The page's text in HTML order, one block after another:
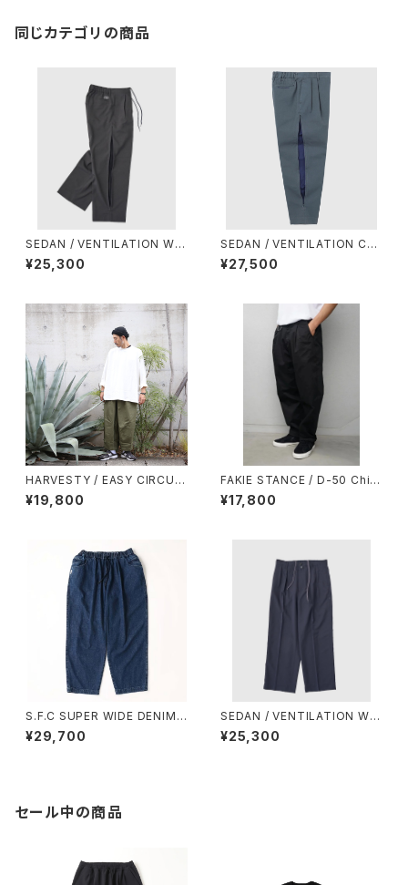
同じカテゴリの商品
SEDAN / VENTILATION WID
E SLACKS
¥25,300
SEDAN / VENTILATION CHI
NO SLACKS
¥27,500
HARVESTY / EASY CIRCUS
PANTS / A11709 -EZ
¥19,800
FAKIE STANCE / D-50 Chin
o BLK
¥17,800
S.F.C SUPER WIDE DENIM P
ANTS Indigo【SFCFW23P0
6】
¥29,700
SEDAN / VENTILATION WID
E SLACKS
¥25,300
セール中の商品